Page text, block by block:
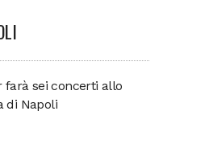
farà sei concerti allo
di Napoli